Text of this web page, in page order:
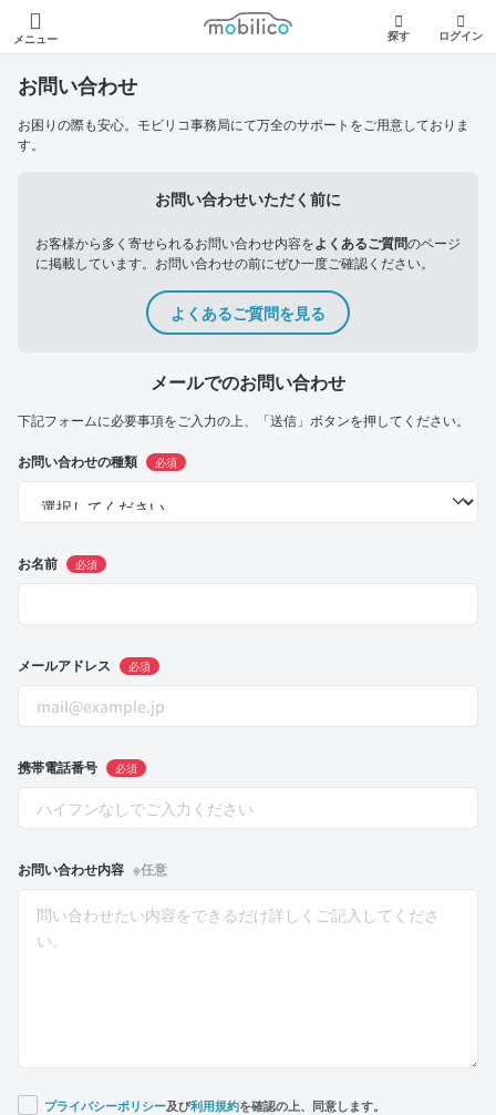
メニュー
モビリコ
探す ログイン
お問い合わせ
お困りの際も安心。モビリコ事務局にて万全のサポートをご用意しておりま
す。
お問い合わせいただく前に
お客様から多く寄せられるお問い合わせ内容をよくあるご質問のページ
に掲載しています。お問い合わせの前にぜひ一度ご確認ください。
よくあるご質問を見る
メールでのお問い合わせ
下記フォームに必要事項をご入力の上、「送信」ボタンを押してください。
お問い合わせの種類 必須
お名前 必須
メールアドレス 必須
携帯電話番号 必須
お問い合わせ内容 ※任意
プライバシーポリシー及び利用規約を確認の上、同意します。